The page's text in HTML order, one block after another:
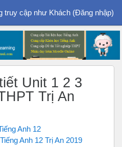
truy cập như Khách (Đăng nhập)
Unit 1 2 3
Trị An
Anh 12
Anh 12 Trị An 2019